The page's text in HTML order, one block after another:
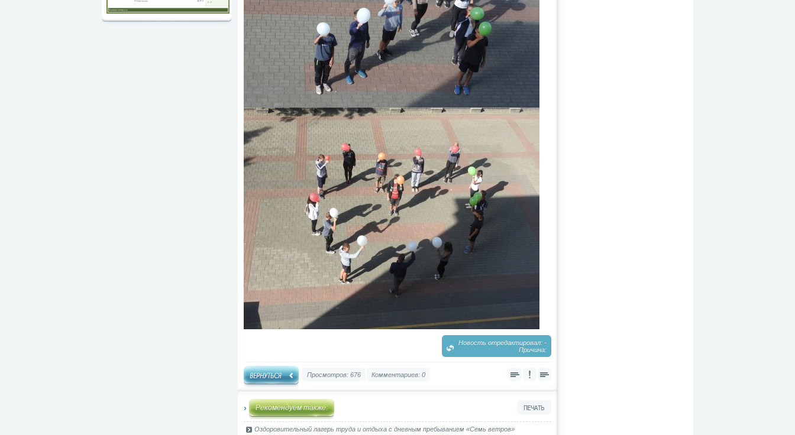
Новость отредактировал: -
Причина:
Просмотров: 676 Комментариев: 0
Рекомендуем также:
Оздоровительный лагерь труда и отдыха с дневным пребыванием «Семь ветров»